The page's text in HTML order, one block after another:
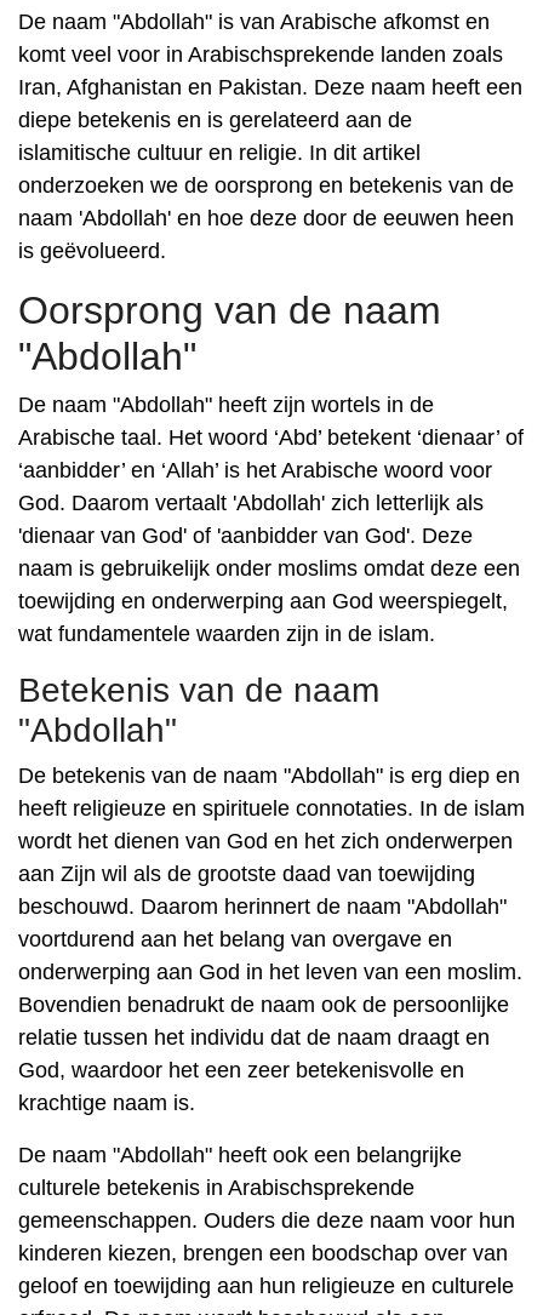
De naam "Abdollah" is van Arabische afkomst en
komt veel voor in Arabischsprekende landen zoals
Iran, Afghanistan en Pakistan. Deze naam heeft een
diepe betekenis en is gerelateerd aan de
islamitische cultuur en religie. In dit artikel
onderzoeken we de oorsprong en betekenis van de
naam 'Abdollah' en hoe deze door de eeuwen heen
is geëvolueerd.
Oorsprong van de naam
"Abdollah"
De naam "Abdollah" heeft zijn wortels in de
Arabische taal. Het woord ‘Abd’ betekent ‘dienaar’ of
‘aanbidder’ en ‘Allah’ is het Arabische woord voor
God. Daarom vertaalt 'Abdollah' zich letterlijk als
'dienaar van God' of 'aanbidder van God'. Deze
naam is gebruikelijk onder moslims omdat deze een
toewijding en onderwerping aan God weerspiegelt,
wat fundamentele waarden zijn in de islam.
Betekenis van de naam
"Abdollah"
De betekenis van de naam "Abdollah" is erg diep en
heeft religieuze en spirituele connotaties. In de islam
wordt het dienen van God en het zich onderwerpen
aan Zijn wil als de grootste daad van toewijding
beschouwd. Daarom herinnert de naam "Abdollah"
voortdurend aan het belang van overgave en
onderwerping aan God in het leven van een moslim.
Bovendien benadrukt de naam ook de persoonlijke
relatie tussen het individu dat de naam draagt ​​en
God, waardoor het een zeer betekenisvolle en
krachtige naam is.
De naam "Abdollah" heeft ook een belangrijke
culturele betekenis in Arabischsprekende
gemeenschappen. Ouders die deze naam voor hun
kinderen kiezen, brengen een boodschap over van
geloof en toewijding aan hun religieuze en culturele